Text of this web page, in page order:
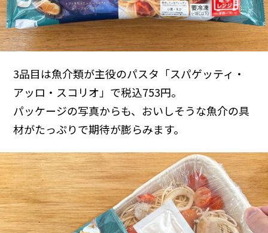
3品目は魚介類が主役のパスタ「スパゲッティ・
アッロ・スコリオ」で税込753円。
パッケージの写真からも、おいしそうな魚介の具
材がたっぷりで期待が膨らみます。